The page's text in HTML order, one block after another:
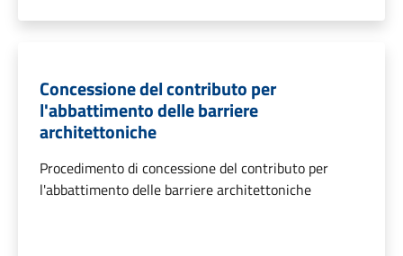
Concessione del contributo per
l'abbattimento delle barriere
architettoniche
Procedimento di concessione del contributo per
l'abbattimento delle barriere architettoniche